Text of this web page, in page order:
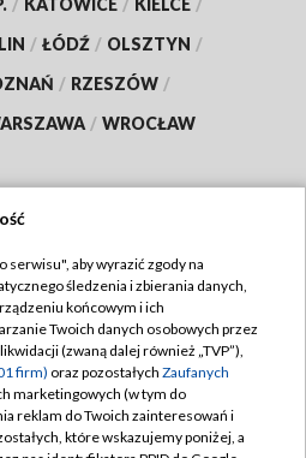
/ KATOWICE / KIELCE /
/ ŁÓDŹ / OLSZTYN /
/ RZESZÓW /
/ WROCŁAW
TVP
TVP
prywatności
zgody
Pomoc
serwisu", aby wyrazić zgody na
śledzenia i zbierania danych,
końcowym i ich
Twoich danych osobowych przez
(zwaną dalej również „TVP”),
firm) oraz pozostałych Zaufanych
marketingowych (w tym do
reklam do Twoich zainteresowań i
które wskazujemy poniżej, a